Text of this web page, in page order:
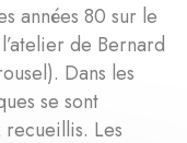
années 80 sur le
de Bernard
Dans les
se sont
Les